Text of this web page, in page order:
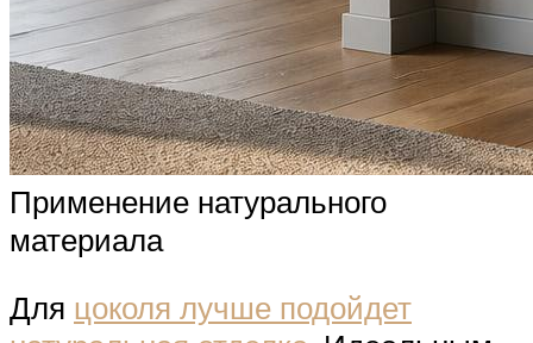
Применение натурального
материала
Для цоколя лучше подойдет